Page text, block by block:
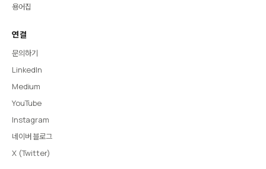
용어집
연결
문의하기
LinkedIn
Medium
YouTube
Instagram
네이버 블로그
X (Twitter)